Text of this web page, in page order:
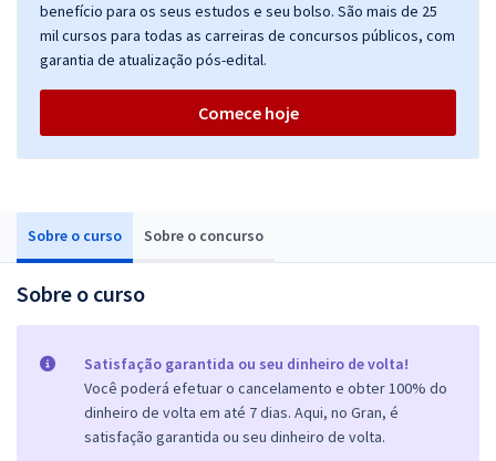
Sobre o curso Sobre o concurso
Sobre o curso
Satisfação garantida ou seu dinheiro de volta!
Você poderá efetuar o cancelamento e obter 100% do
dinheiro de volta em até 7 dias. Aqui, no Gran, é
satisfação garantida ou seu dinheiro de volta.
benefício para os seus estudos e seu bolso. São mais de 25
mil cursos para todas as carreiras de concursos públicos, com
garantia de atualização pós-edital.
Comece hoje